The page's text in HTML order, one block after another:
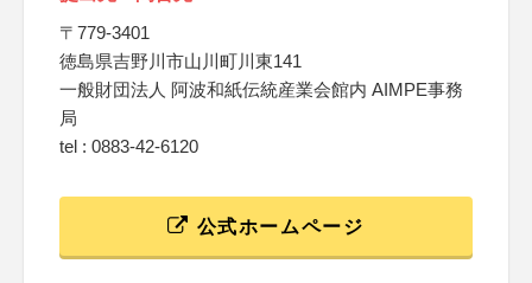
〒779-3401
徳島県吉野川市山川町川東141
一般財団法人 阿波和紙伝統産業会館内 AIMPE事務
局
tel : 0883-42-6120
公式ホームページ